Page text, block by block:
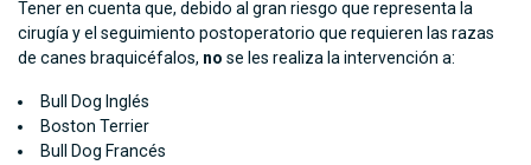
Tener en cuenta que, debido al gran riesgo que representa la
cirugía y el seguimiento postoperatorio que requieren las razas
de canes braquicéfalos, no se les realiza la intervención a:
Bull Dog Inglés
Boston Terrier
Bull Dog Francés